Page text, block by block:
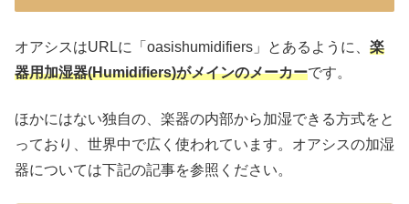
オアシスはURLに「oasishumidifiers」とあるように、 楽
器用加湿器(Humidifiers)がメインのメーカーです。
ほかにはない独自の、楽器の内部から加湿できる方式をと
っており、世界中で広く使われています。オアシスの加湿
器については下記の記事を参照ください。